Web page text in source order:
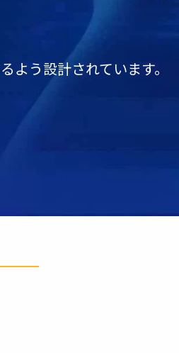
よう設計されています。